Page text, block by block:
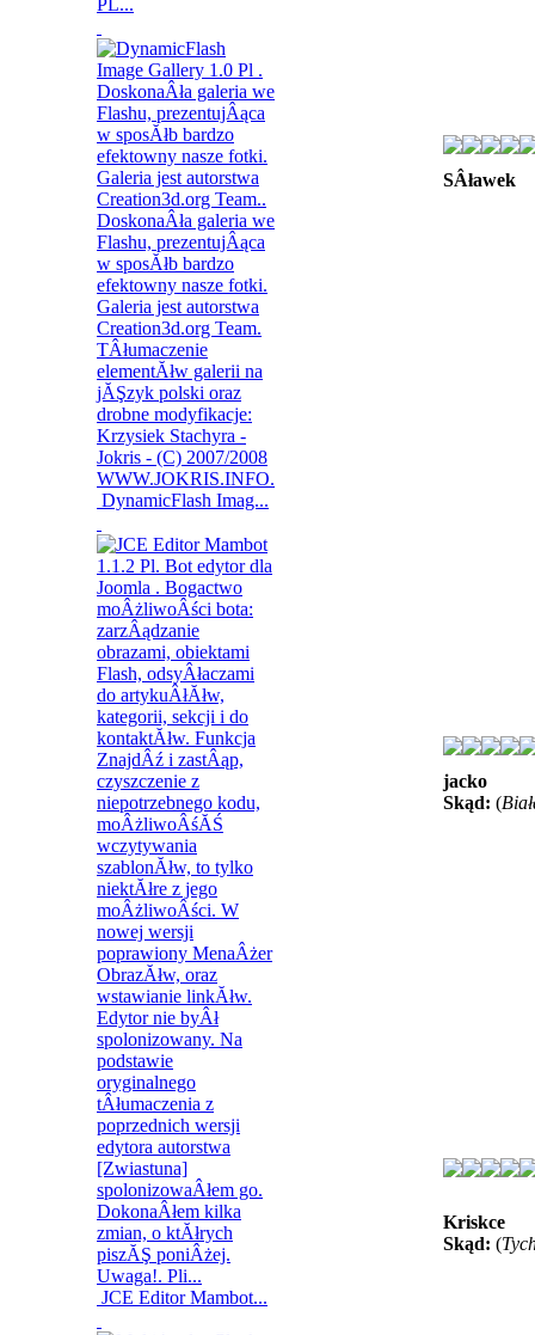
PL...
DynamicFlash Imag...
JCE Editor Mambot...
SÂławek
jacko
Skąd: (
Kriskce
Skąd: (